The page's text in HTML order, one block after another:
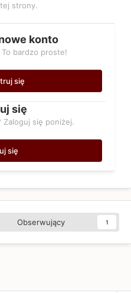
strony.
konto
bardzo proste!
się
się
Zaloguj się poniżej.
się
Obserwujący 1